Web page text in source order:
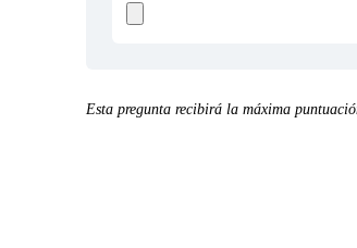
Esta pregunta recibirá la máxima